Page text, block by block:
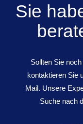
Sie
Sollten Sie
kontaktieren Sie
Mail. Unsere
Suche nach